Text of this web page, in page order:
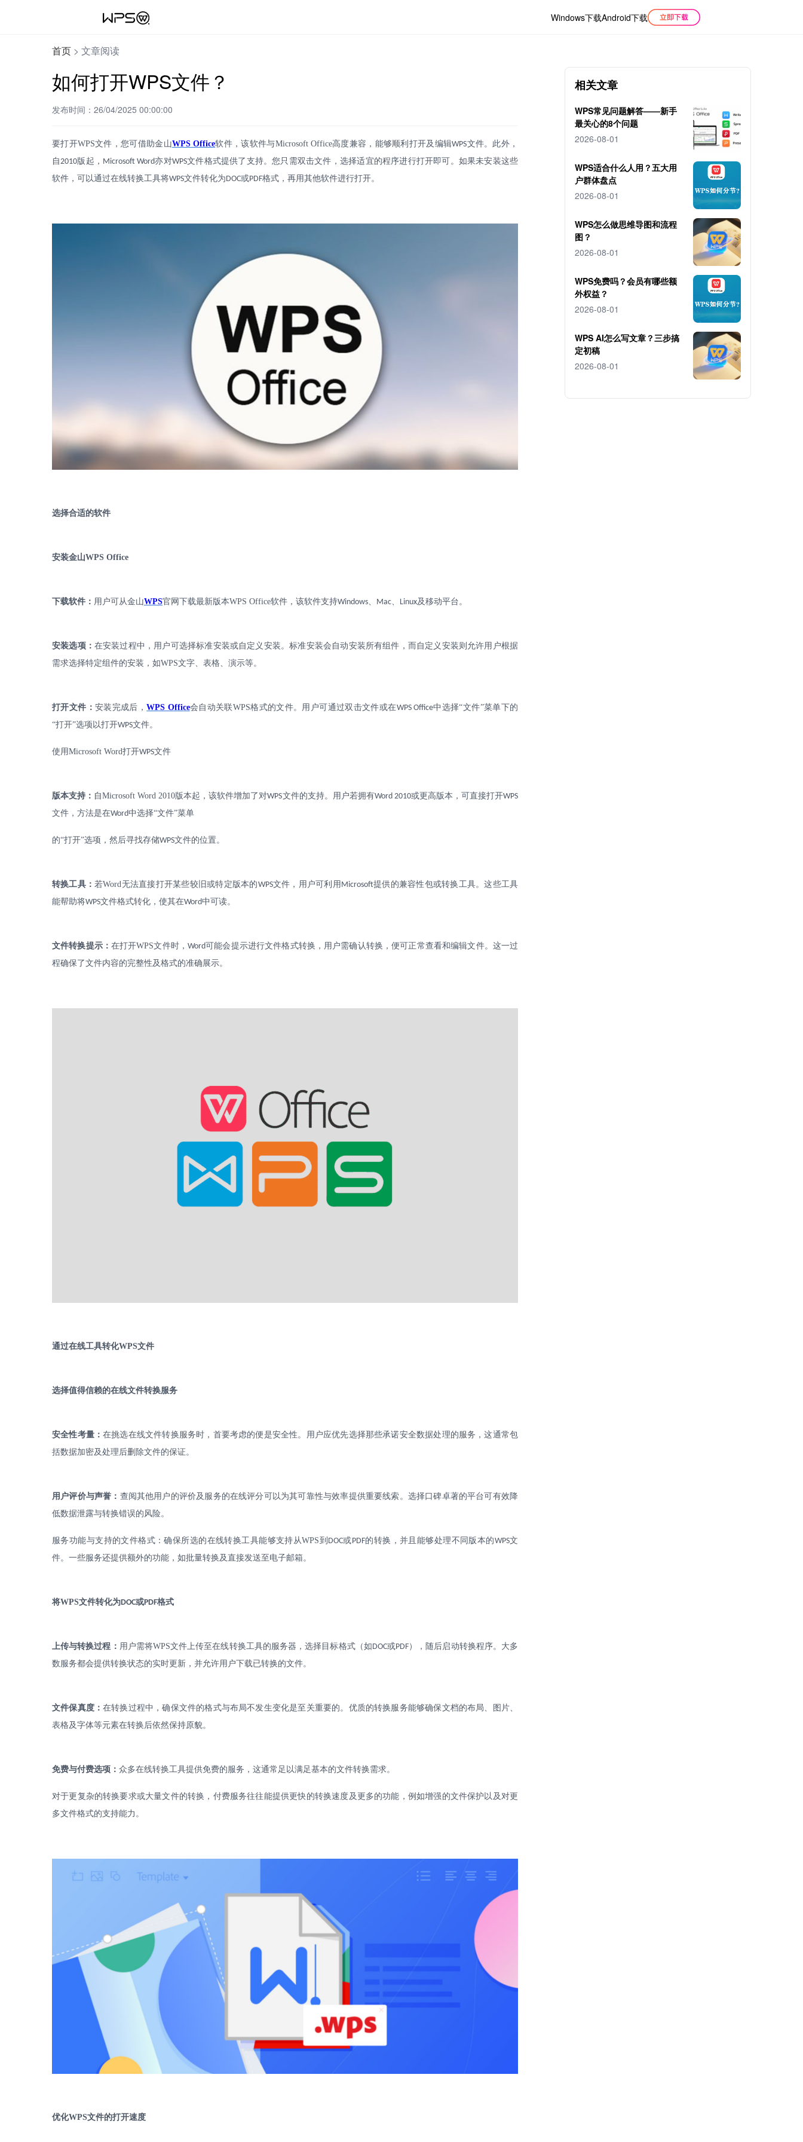
Windows下载Android下载
首页 > 文章阅读
如何打开WPS文件？
发布时间：26/04/2025 00:00:00
要打开WPS文件，您可借助金山WPS Office软件，该软件与Microsoft Office高度兼容，能够顺利打开及编辑WPS文件。此外，
自2010版起， Microsoft Word亦对WPS文件格式提供了支持。您只需双击文件，选择适宜的程序进行打开即可。如果未安装这些
软件，可以通过在线转换工具将WPS文件转化为DOC或PDF格式，再用其他软件进行打开。
选择合适的软件
安装金山WPS Office
下载软件： 用户可从金山WPS官网下载最新版本WPS Office软件，该软件支持Windows Mac Linux及移动平台。
安装选项： 在安装过程中，用户可选择标准安装或自定义安装。标准安装会自动安装所有组件，而自定义安装则允许用户根据
需求选择特定组件的安装，如WPS文字、表格、演示等。
打开文件： 安装完成后，WPS Office会自动关联WPS格式的文件。用户可通过双击文件或在WPS Office中选择“文件”菜单下的
“打开”选项以打开WPS文件。
使用Microsoft Word打开WPS文件
版本支持： 自Microsoft Word 2010版本起，该软件增加了对WPS文件的支持。用户若拥有Word 2010或更高版本，可直接打开WPS
文件，方法是在Word中选择“文件”菜单
的“打开”选项，然后寻找存储WPS文件的位置。
转换工具：若Word无法直接打开某些较旧或特定版本的WPS文件，用户可利用 Microsoft提供的兼容性包或转换工具。这些工具
能帮助将WPS文件格式转化，使其在Word中可读。
文件转换提示： 在打开WPS文件时，Word可能会提示进行文件格式转换，用户需确认转换，便可正常查看和编辑文件。这一过
程确保了文件内容的完整性及格式的准确展示。
通过在线工具转化WPS文件
选择值得信赖的在线文件转换服务
安全性考量：在挑选在线文件转换服务时，首要考虑的便是安全性。用户应优先选择那些承诺安全数据处理的服务，这通常包
括数据加密及处理后删除文件的保证。
用户评价与声誉： 查阅其他用户的评价及服务的在线评分可以为其可靠性与效率提供重要线索。选择口碑卓著的平台可有效降
低数据泄露与转换错误的风险。
服务功能与支持的文件格式：确保所选的在线转换工具能够支持从WPS到 DOC或PDF的转换，并且能够处理不同版本的WPS文
件。一些服务还提供额外的功能，如批量转换及直接发送至电子邮箱。
将WPS文件转化为DOC或PDF格式
上传与转换过程： 用户需将WPS文件上传至在线转换工具的服务器，选择目标格式（如DOC或PDF），随后启动转换程序。大多
数服务都会提供转换状态的实时更新，并允许用户下载已转换的文件。
文件保真度：在转换过程中，确保文件的格式与布局不发生变化是至关重要的。优质的转换服务能够确保文档的布局、图片、
表格及字体等元素在转换后依然保持原貌。
免费与付费选项： 众多在线转换工具提供免费的服务，这通常足以满足基本的文件转换需求。
对于更复杂的转换要求或大量文件的转换，付费服务往往能提供更快的转换速度及更多的功能，例如增强的文件保护以及对更
多文件格式的支持能力。
优化WPS文件的打开速度
相关文章
WPS常见问题解答——新手
最关心的8个问题
2026-08-01
WPS适合什么人用？五大用
户群体盘点
2026-08-01
WPS怎么做思维导图和流程
图？
2026-08-01
WPS免费吗？会员有哪些额
外权益？
2026-08-01
WPS AI怎么写文章？三步搞
定初稿
2026-08-01